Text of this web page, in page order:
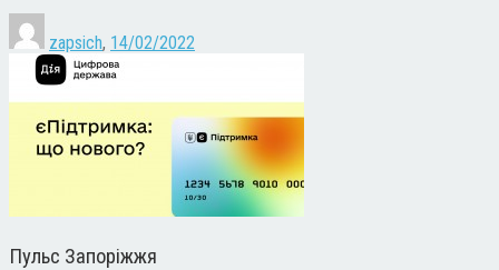
zapsich, 14/02/2022
Пульс Запоріжжя